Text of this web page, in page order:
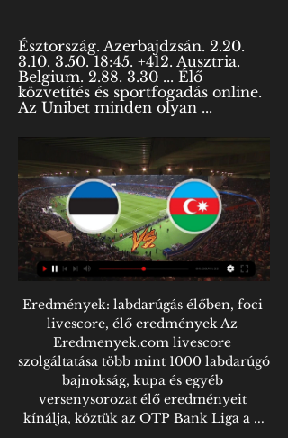
Észtország. Azerbajdzsán. 2.20.
3.10. 3.50. 18:45. +412. Ausztria.
Belgium. 2.88. 3.30 ... Élő
közvetítés és sportfogadás online.
Az Unibet minden olyan ...
Eredmények: labdarúgás élőben, foci
livescore, élő eredmények Az
Eredmenyek.com livescore
szolgáltatása több mint 1000 labdarúgó
bajnokság, kupa és egyéb
versenysorozat élő eredményeit
kínálja, köztük az OTP Bank Liga a ...